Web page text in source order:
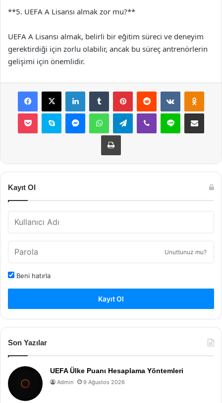
**5. UEFA A Lisansı almak zor mu?**
UEFA A Lisansı almak, belirli bir eğitim süreci ve deneyim
gerektirdiği için zorlu olabilir, ancak bu süreç antrenörlerin
gelişimi için önemlidir.
Facebook
X LinkedInTumblr PinterestReddit VKontakte
Pocket Skype MessengerWhatsAppTelegramViber Line E-Posta ile
Yazdır
Kayıt Ol
Unuttunuz mu?
Beni hatırla
Kayıt Ol
Son Yazılar
UEFA Ülke Puanı Hesaplama Yöntemleri
Admin 9 Ağustos 2026